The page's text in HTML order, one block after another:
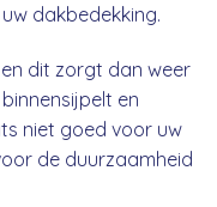
dakbedekking.
dit zorgt dan weer
en
niet goed voor uw
de duurzaamheid